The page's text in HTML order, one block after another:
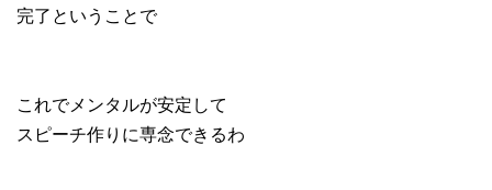
完了ということで
これでメンタルが安定して
スピーチ作りに専念できるわ